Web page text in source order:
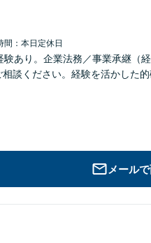
間：本日定休日
あり。企業法務／事業承継（
談ください。経験を活かした
メール